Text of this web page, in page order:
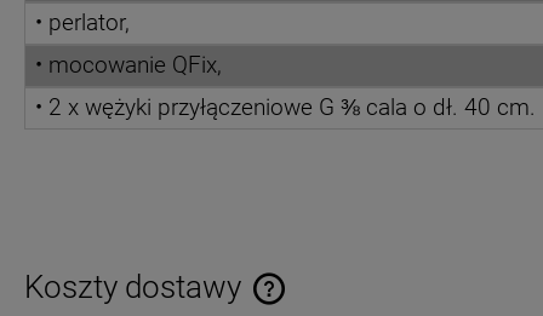
• perlator,
• mocowanie QFix,
• 2 x wężyki przyłączeniowe G ⅜ cala o dł. 40 cm.
Koszty dostawy
Cena nie zawiera ewentualnych kosztów płatności